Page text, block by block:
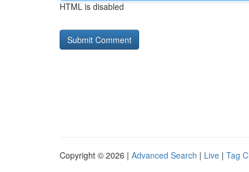
HTML is disabled
Copyright © 2026 | Advanced Search | Live | Tag